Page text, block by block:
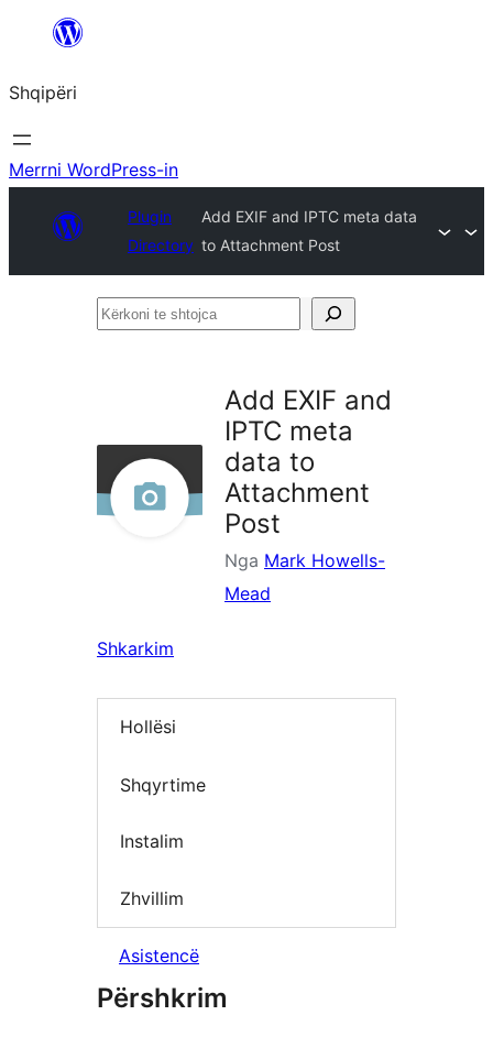
Hidhu
lënda
Shqipëri
Merrni WordPress-in
Plugin
Directory
Add EXIF and IPTC meta data
to Attachment Post
Kërkoni
Add EXIF and
IPTC meta
data to
Attachment
Post
Nga Mark Howells-
Mead
Shkarkim
Hollësi
Shqyrtime
Instalim
Zhvillim
Asistencë
Përshkrim